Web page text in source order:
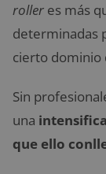
roller es más
determinadas
cierto dominio
Sin
una
que ello